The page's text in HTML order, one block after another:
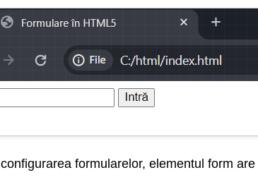
formularelor, elementul form